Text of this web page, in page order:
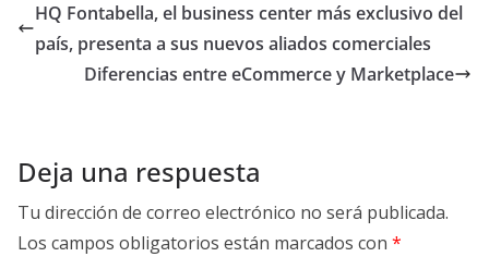
HQ Fontabella, el business center más exclusivo del
país, presenta a sus nuevos aliados comerciales
Diferencias entre eCommerce y Marketplace
Deja una respuesta
Tu dirección de correo electrónico no será publicada.
Los campos obligatorios están marcados con *